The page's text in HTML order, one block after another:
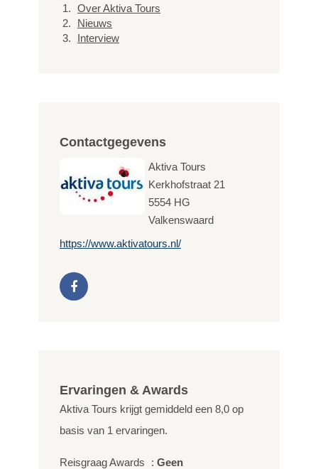
Over Aktiva Tours
Nieuws
Interview
Contactgegevens
Aktiva Tours
Kerkhofstraat 21
5554 HG
Valkenswaard
https://www.aktivatours.nl/
Ervaringen & Awards
Aktiva Tours krijgt gemiddeld een 8,0 op
basis van 1 ervaringen.
Reisgraag Awards : Geen